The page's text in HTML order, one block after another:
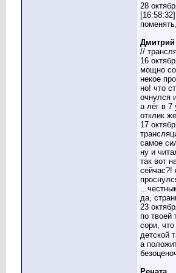
Re: Система управления...
Re: Система управления...
Re: Система управления...
Re: Система управления...
Re: Система управления...
Re: Система управления...
Re: Система управления...
Re: Система управления...
Re: Система
Re: Система управления...
Re: Система управления...
Re: Система управления...
Re: Система управления...
Re: Система управления...
Re: Система управления...
Re: Система управления...
Re: Система управления...
Re: Система управления...
Re: Система управления...
Re: Система управления...
Re: Система управления...
Re: Система управления...
Re: Система управления...
28
Дмитрий
//
16
мощно
некое
но! что
очнулся
а лёг в 7
отклик
17
самое
ну и
так вот
сейчас?!
да,
23
по твоей
сори,
детской
а